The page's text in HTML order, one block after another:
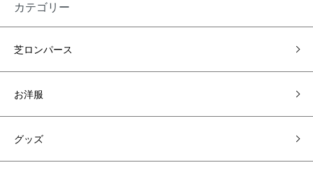
カテゴリー
芝ロンパース
お洋服
グッズ